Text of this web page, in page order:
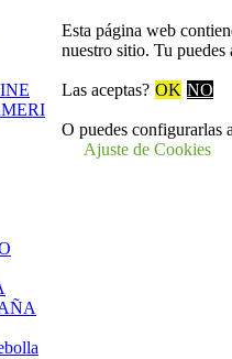
Esta página web
nuestro sitio. Tu puedes
Las aceptas? OK NO
O puedes configurarlas
Ajuste de Cookies